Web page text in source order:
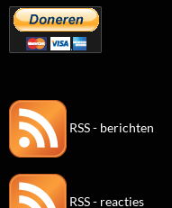
RSS - berichten
RSS - reacties